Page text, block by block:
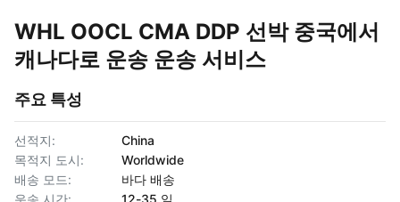
WHL OOCL CMA DDP 선박 중국에서
캐나다로 운송 운송 서비스
주요 특성
선적지:
China
목적지 도시:
Worldwide
배송 모드:
바다 배송
운송 시간:
12-35 일